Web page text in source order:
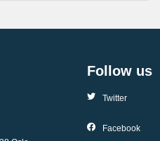
Follow us
Twitter
Facebook